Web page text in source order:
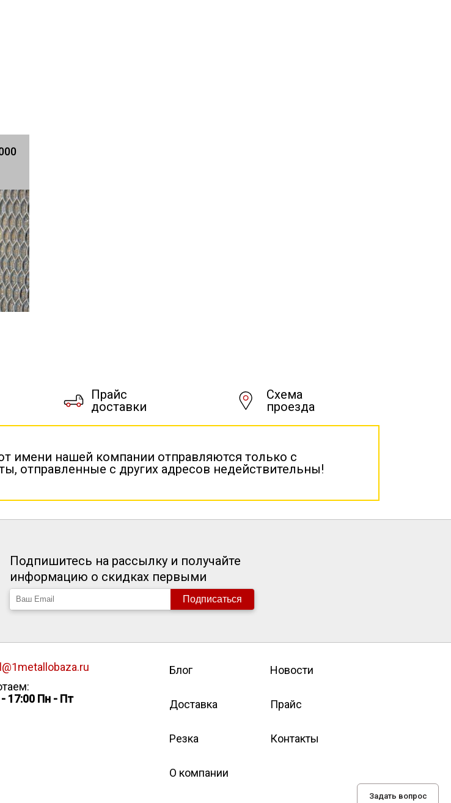
Прайс
доставки
Схема
проезда
имени нашей компании отправляются только с
отправленные с других адресов недействительны!
Задать вопрос
Подпишитесь на рассылку и получайте
информацию о скидках первыми
Подписаться
- 17:00 Пн - Пт
Блог Новости
Доставка Прайс
Резка Контакты
О компании